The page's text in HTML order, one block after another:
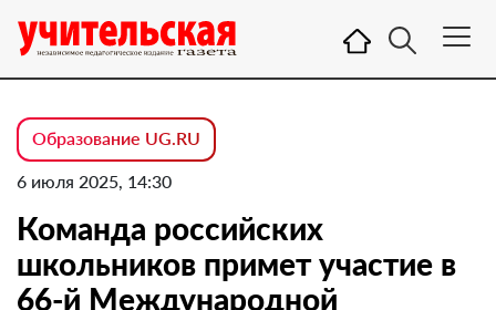
Образование UG.RU
6 июля 2025, 14:30
Команда российских
школьников примет участие в
66-й Международной